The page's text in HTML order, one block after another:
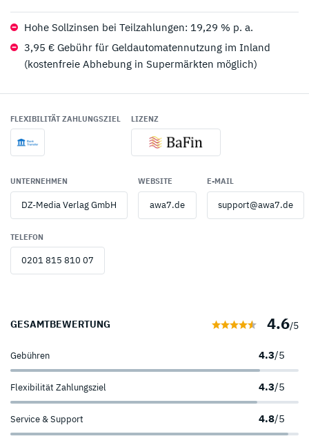
Hohe Sollzinsen bei Teilzahlungen: 19,29 % p. a.
3,95 € Gebühr für Geldautomatennutzung im Inland
(kostenfreie Abhebung in Supermärkten möglich)
FLEXIBILITÄT ZAHLUNGSZIEL LIZENZ
UNTERNEHMEN
DZ-Media Verlag GmbH
WEBSITE
awa7.de
E-MAIL
support@awa7.de
TELEFON
0201 815 810 07
GESAMTBEWERTUNG 4.6/5
Gebühren 4.3/5
Flexibilität Zahlungsziel 4.3/5
Service & Support 4.8/5